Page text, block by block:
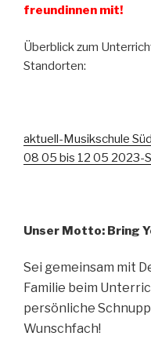
freundinnen mit!
Überblick zum
Standorten:
aktuell-Musikschule
08 05 bis 12 05 2023-
Unser Motto: Bring
Sei gemeinsam mit
Familie beim
persönliche
Wunschfach!